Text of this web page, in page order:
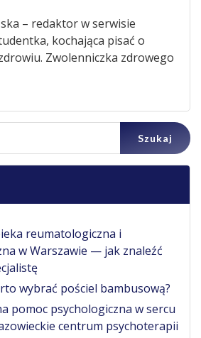
– redaktor w serwisie
kochająca pisać o
Zwolenniczka zdrowego
reumatologiczna i
w Warszawie — jak znaleźć
wybrać pościel bambusową?
pomoc psychologiczna w sercu
centrum psychoterapii